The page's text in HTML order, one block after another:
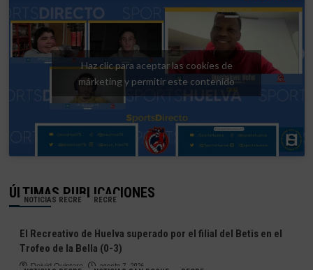
Haz clic para aceptar las cookies de
márketing y permitir este contenido
ÚLTIMAS PUBLICACIONES
NOTICIAS RECRE RECRE
El Recreativo de Huelva superado por el filial del Betis en el
Trofeo de la Bella (0-3)
Deivid Quintero agosto 7, 2026